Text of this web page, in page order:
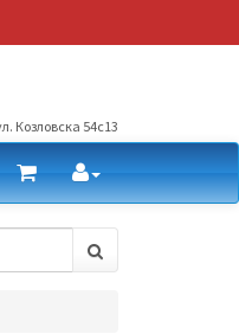
Козловска 54с13